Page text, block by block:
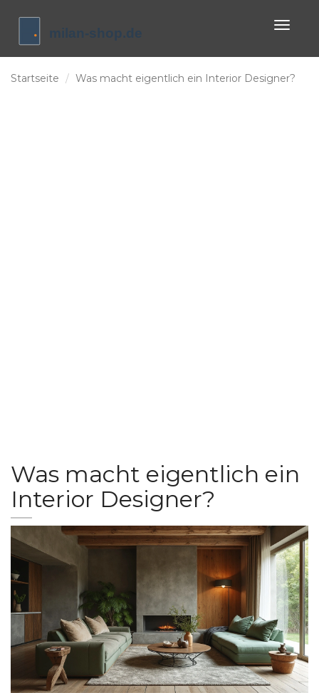
Startseite Was macht eigentlich ein Interior Designer?
Was macht eigentlich ein
Interior Designer?